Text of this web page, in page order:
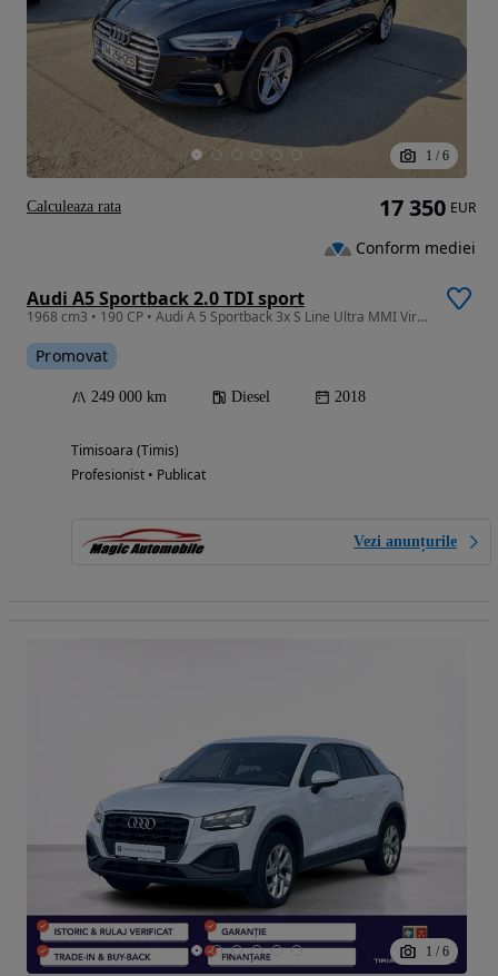
1 / 6
Audi A5 Sportback 2.0 TDI sport
1968 cm3 • 190 CP • Audi A 5 Sportback 3x S Line Ultra MMI Virtual
Promovat
249 000 km Diesel 2018
Timisoara (Timis)
Profesionist • Publicat
Vezi anunțurile
17 350 EUR
Conform mediei
Calculeaza rata
1 / 6